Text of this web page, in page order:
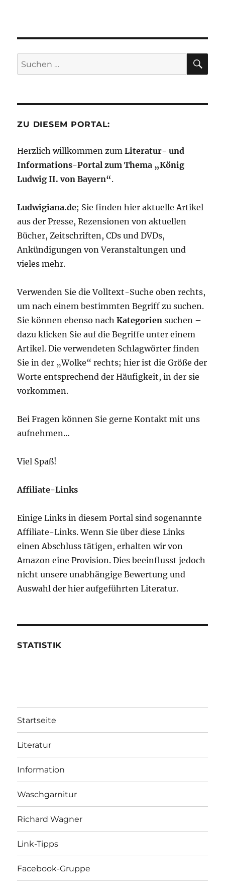
Suchen
nach:
ZU DIESEM PORTAL:
Herzlich willkommen zumLiteratur- und
Informations-Portal zum Thema „König
Ludwig II. von Bayern“.
Ludwigiana.de; Sie finden hier aktuelle Artikel
aus der Presse, Rezensionen von aktuellen
Bücher, Zeitschriften, CDs und DVDs,
Ankündigungen von Veranstaltungen und
vieles mehr.
Verwenden Sie die Volltext-Suche oben rechts,
um nach einem bestimmten Begriff zu suchen.
Sie können ebenso nachKategorien suchen –
dazu klicken Sie auf die Begriffe unter einem
Artikel. Die verwendeten Schlagwörter finden
Sie in der „Wolke“ rechts; hier ist die Größe der
Worte entsprechend der Häufigkeit, in der sie
vorkommen.
Bei Fragen können Sie gerne Kontakt mit uns
aufnehmen…
Viel Spaß!
Affiliate-Links
Einige Links in diesem Portal sind sogenannte
Affiliate-Links. Wenn Sie über diese Links
einen Abschluss tätigen, erhalten wir von
Amazon eine Provision. Dies beeinflusst jedoch
nicht unsere unabhängige Bewertung und
Auswahl der hier aufgeführten Literatur.
STATISTIK
Startseite
Literatur
Information
Waschgarnitur
Richard Wagner
Link-Tipps
Facebook-Gruppe